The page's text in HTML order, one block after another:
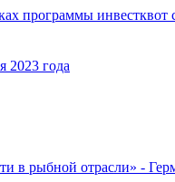
программы инвестквот
2023 года
рыбной отрасли» -